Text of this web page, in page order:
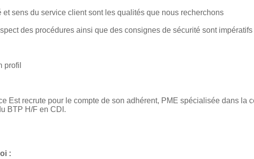
et sens du service client sont les qualités que nous recherchons
des procédures ainsi que des consignes de sécurité sont impératifs
profil
Est recrute pour le compte de son adhérent, PME spécialisée dans la
BTP H/F en CDI.
: